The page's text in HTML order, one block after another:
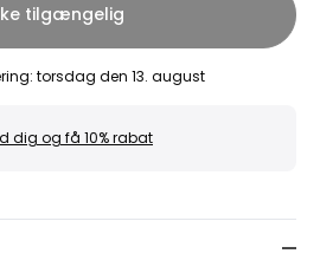
tilgængelig
: torsdag den 13. august
dig og få 10% rabat